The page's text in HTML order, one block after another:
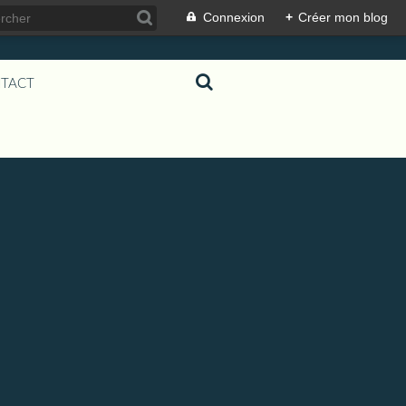
Connexion + Créer mon blog